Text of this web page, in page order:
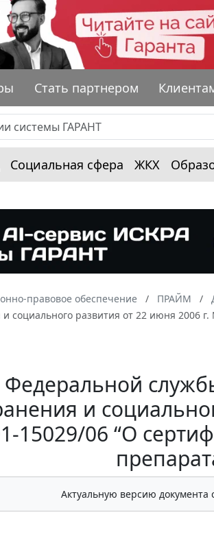
Стать партнером
Социальная сфера ЖКХ
правовое обеспечение ПРАЙМ
социального развития от 22 июня 2006
и
15029/06 “О
Актуальную версию документа